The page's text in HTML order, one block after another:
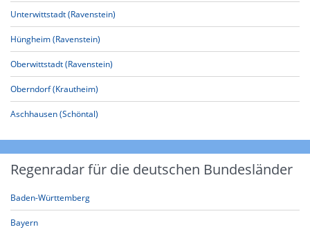
Unterwittstadt (Ravenstein)
Hüngheim (Ravenstein)
Oberwittstadt (Ravenstein)
Oberndorf (Krautheim)
Aschhausen (Schöntal)
Regenradar für die deutschen Bundesländer
Baden-Württemberg
Bayern